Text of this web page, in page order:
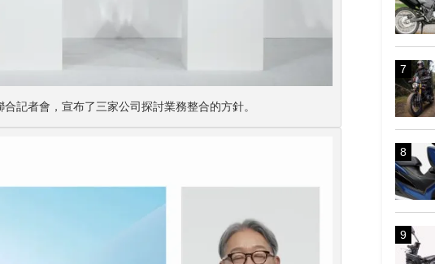
記者會，宣布了三家公司探討業務整合的方針。